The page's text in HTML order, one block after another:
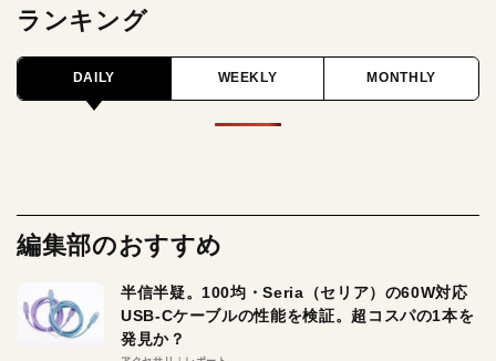
ランキング
DAILY WEEKLY MONTHLY
編集部のおすすめ
半信半疑。100均・Seria（セリア）の60W対応
USB-Cケーブルの性能を検証。超コスパの1本を
発見か？